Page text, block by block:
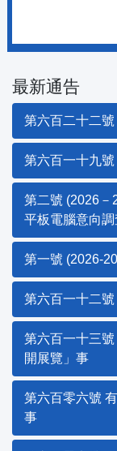
最新通告
第六百二十二號
第六百一十九
第二號 (2026－
平板電腦意向
第一號 (2026-
第六百一十二
第六百一十三
開展覽」事
第六百零六號
事